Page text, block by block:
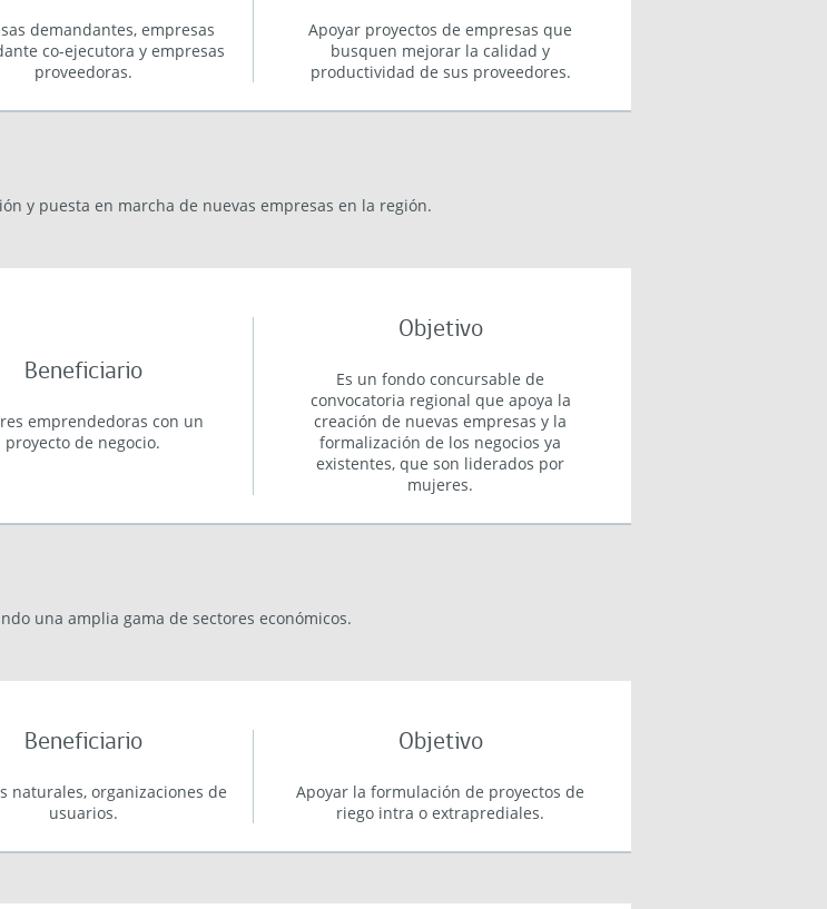
demandantes, empresas
co-ejecutora y empresas
proveedoras.
Apoyar proyectos de empresas que
busquen mejorar la calidad y
productividad de sus proveedores.
y puesta en marcha de nuevas empresas en la región.
Beneficiario
emprendedoras con un
proyecto de negocio.
Objetivo
Es un fondo concursable de
convocatoria regional que apoya la
creación de nuevas empresas y la
formalización de los negocios ya
existentes, que son liderados por
mujeres.
una amplia gama de sectores económicos.
Beneficiario
naturales, organizaciones de
usuarios.
Objetivo
Apoyar la formulación de proyectos de
riego intra o extraprediales.